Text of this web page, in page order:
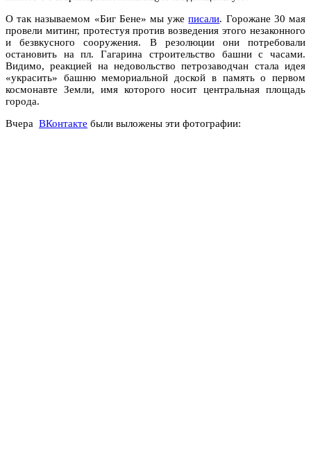
О так называемом «Биг Бене» мы ужеписали. Горожане 30 мая
провели митинг, протестуя против возведения этого незаконного
и безвкусного сооружения. В резолюции они потребовали
остановить на пл. Гагарина строительство башни с часами.
Видимо, реакцией на недовольство петрозаводчан стала идея
«украсить» башню мемориальной доской в память о первом
космонавте Земли, имя которого носит центральная площадь
города.
Вчера ВКонтакте были выложены эти фотографии: